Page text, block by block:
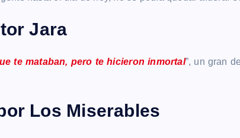
Jara
te mataban, pero te hicieron inmortal”, un gran
Los Miserables